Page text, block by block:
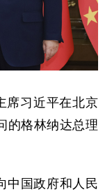
席习近平在北京
的格林纳达总理
中国政府和人民